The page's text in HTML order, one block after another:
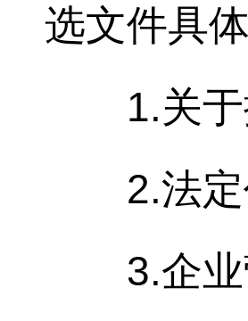
选文件具
1.关
2.法
3.企